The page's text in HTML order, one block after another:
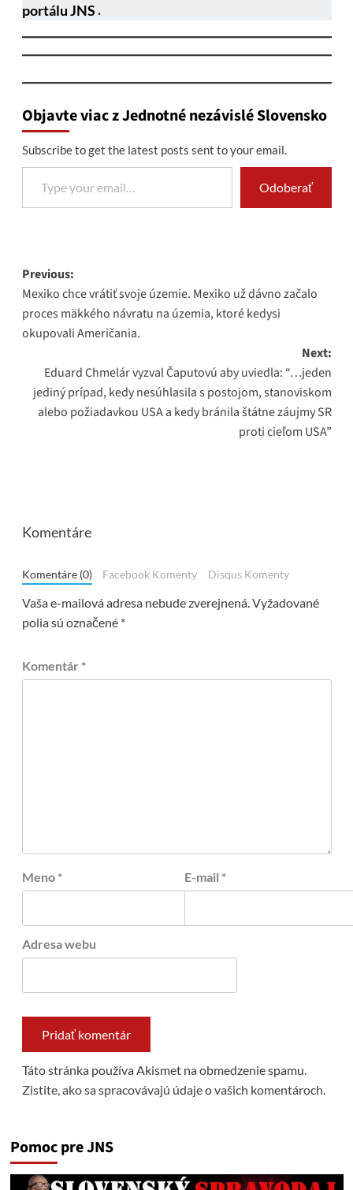
portálu JNS.
Objavte viac z Jednotné nezávislé Slovensko
Subscribe to get the latest posts sent to your email.
Type your email…
Odoberať
Post
navigation
Previous:
Mexiko chce vrátiť svoje územie. Mexiko už dávno začalo
proces mäkkého návratu na územia, ktoré kedysi
okupovali Američania.
Next:
Eduard Chmelár vyzval Čaputovú aby uviedla: “…jeden
jediný prípad, kedy nesúhlasila s postojom, stanoviskom
alebo požiadavkou USA a kedy bránila štátne záujmy SR
proti cieľom USA”
Komentáre
Komentáre (0) Facebook Komenty Disqus Komenty
Vaša e-mailová adresa nebude zverejnená.Vyžadované
polia sú označené *
Komentár *
Meno * E-mail *
Adresa webu
Táto stránka používa Akismet na obmedzenie spamu.
Zistite, ako sa spracovávajú údaje o vašich komentároch.
Pomoc pre JNS